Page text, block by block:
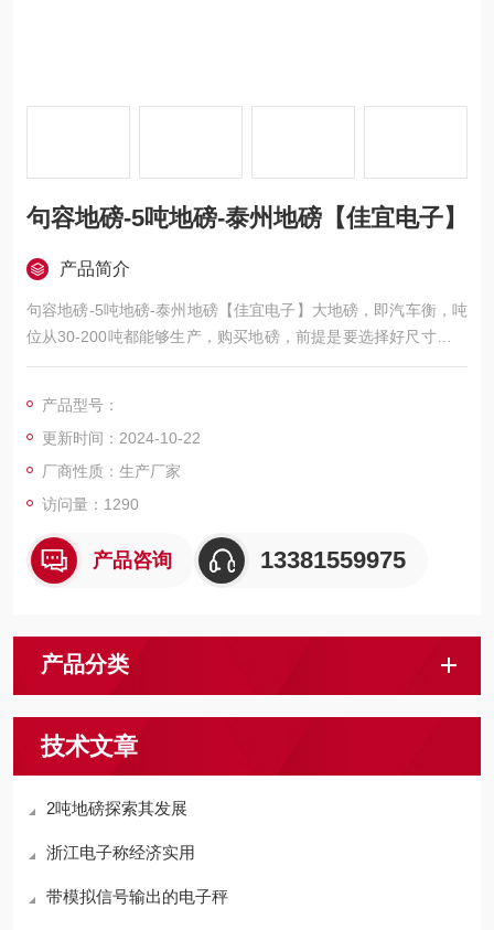
句容地磅-5吨地磅-泰州地磅【佳宜电子】
产品简介
句容地磅-5吨地磅-泰州地磅【佳宜电子】大地磅，即汽车衡，吨
位从30-200吨都能够生产，购买地磅，前提是要选择好尺寸跟吨
位，这样厂家才能跟您报价。尺寸的确定是由车子的大小来确定
产品型号：
更新时间：2024-10-22
厂商性质：生产厂家
访问量：1290
产品咨询 13381559975
产品分类
技术文章
2吨地磅探索其发展
浙江电子称经济实用
带模拟信号输出的电子秤